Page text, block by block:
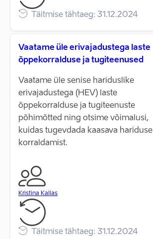
Täitmise tähtaeg: 31.12.2024
Vaatame üle erivajadustega laste
õppekorralduse ja tugiteenused
Vaatame üle senise hariduslike
erivajadustega (HEV) laste
õppekorralduse ja tugiteenuste
põhimõtted ning otsime võimalusi,
kuidas tugevdada kaasava hariduse
korraldamist.
Kristina Kallas
Täitmise tähtaeg: 31.12.2024